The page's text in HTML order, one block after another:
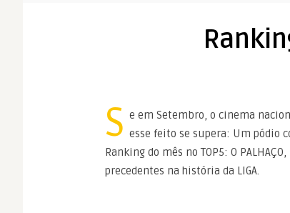
S e em Setembro, o cinema
esse feito se supera: Um pódio
Ranking do mês no TOP5: O
precedentes na história da LIGA.